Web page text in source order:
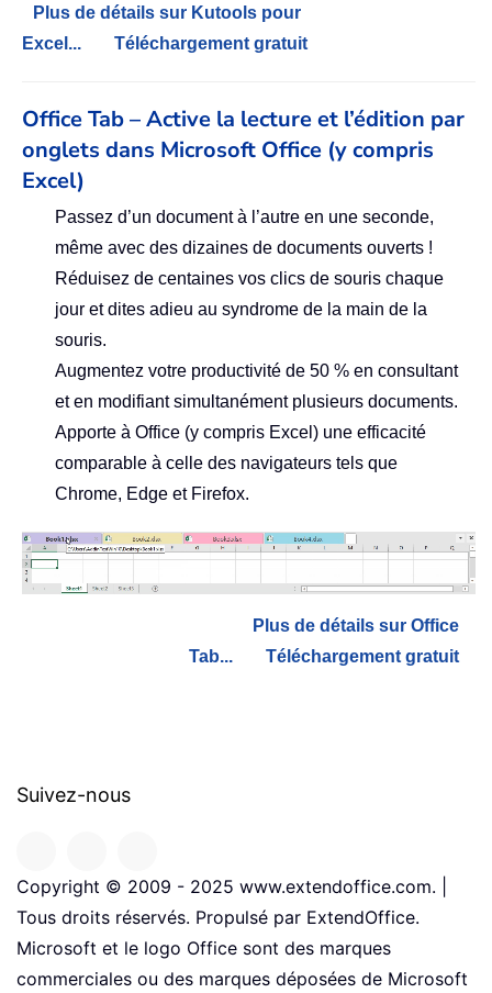
Plus de détails sur Kutools pour
Excel...
Téléchargement gratuit
Office Tab – Active la lecture et l’édition par
onglets dans Microsoft Office (y compris
Excel)
Passez d’un document à l’autre en une seconde,
même avec des dizaines de documents ouverts !
Réduisez de centaines vos clics de souris chaque
jour et dites adieu au syndrome de la main de la
souris.
Augmentez votre productivité de 50 % en consultant
et en modifiant simultanément plusieurs documents.
Apporte à Office (y compris Excel) une efficacité
comparable à celle des navigateurs tels que
Chrome, Edge et Firefox.
Plus de détails sur Office
Tab...
Téléchargement gratuit
Suivez-nous
Copyright © 2009 - 2025 www.extendoffice.com. |
Tous droits réservés. Propulsé par ExtendOffice.
Microsoft et le logo Office sont des marques
commerciales ou des marques déposées de Microsoft